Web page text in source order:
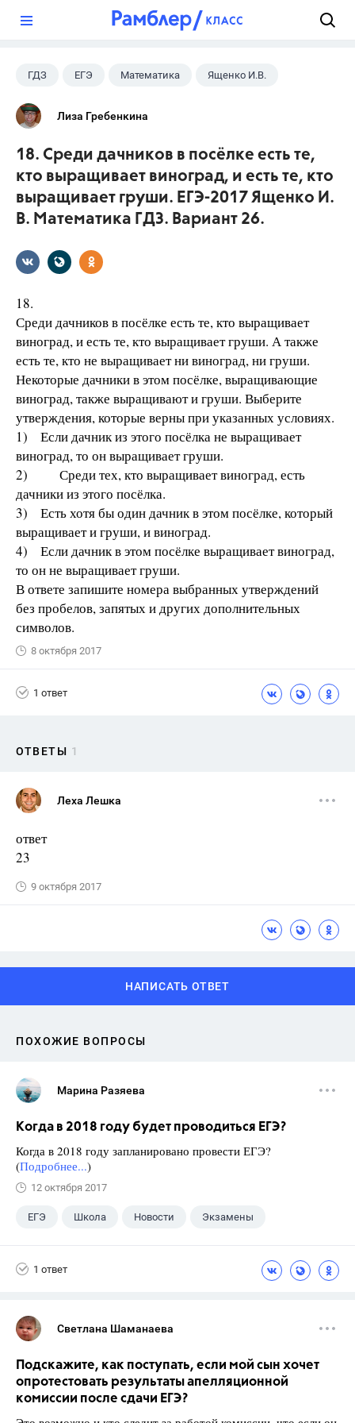
ГДЗ ЕГЭ Математика Ященко И.В.
Лиза Гребенкина
18. Среди дачников в посёлке есть те,
кто выращивает виноград, и есть те, кто
выращивает груши. ЕГЭ-2017 Ященко И.
В. Математика ГДЗ. Вариант 26.
18.
Среди дачников в посёлке есть те, кто выращивает
виноград, и есть те, кто выращивает груши. А также
есть те, кто не выращивает ни виноград, ни груши.
Некоторые дачники в этом посёлке, выращивающие
виноград, также выращивают и груши. Выберите
утверждения, которые верны при указанных условиях.
1) Если дачник из этого посёлка не выращивает
виноград, то он выращивает груши.
2) Среди тех, кто выращивает виноград, есть
дачники из этого посёлка.
3) Есть хотя бы один дачник в этом посёлке, который
выращивает и груши, и виноград.
4) Если дачник в этом посёлке выращивает виноград,
то он не выращивает груши.
В ответе запишите номера выбранных утверждений
без пробелов, запятых и других дополнительных
символов.
8 октября 2017
1 ответ
ОТВЕТЫ 1
Леха Лешка
ответ
23
9 октября 2017
НАПИСАТЬ ОТВЕТ
ПОХОЖИЕ ВОПРОСЫ
Марина Разяева
Когда в 2018 году будет проводиться ЕГЭ?
Когда в 2018 году запланировано провести ЕГЭ?
(Подробнее...)
12 октября 2017
ЕГЭ Школа Новости Экзамены
1 ответ
Светлана Шаманаева
Подскажите, как поступать, если мой сын хочет
опротестовать результаты апелляционной
комиссии после сдачи ЕГЭ?